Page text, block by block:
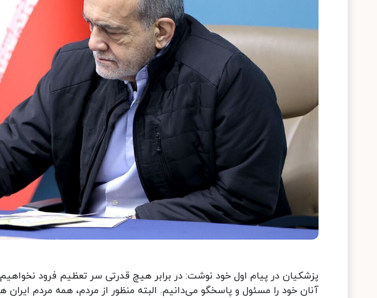
پزشکیان در پیام اول خود نوشت: ‏در برابر هیچ قدرتی سر تعظیم فرود نخواهیم
آنان خود را مسئول و پاسخگو می‌دانیم. البته منظور از مردم، همه مردم